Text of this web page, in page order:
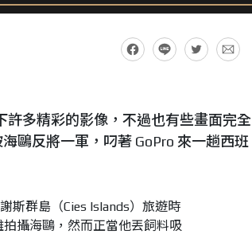
許多精彩的影像，不過也有些畫面完全
鷗反將一軍，叼著 GoPro 來一趟西班
斯群島（Cies Islands）旅遊時
攝海鷗，然而正當他丟飼料吸